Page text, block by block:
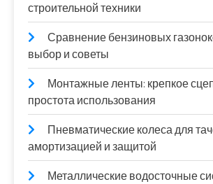
строительной техники
Сравнение бензиновых
выбор и советы
Монтажные ленты: крепкое
простота использования
Пневматические колеса для
амортизацией и защитой
Металлические водосточные